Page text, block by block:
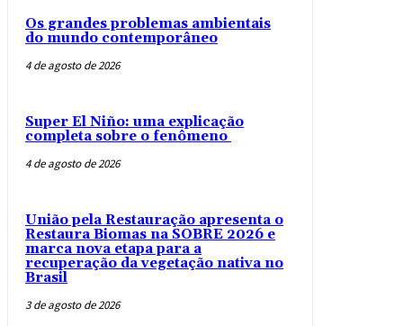
Os grandes problemas ambientais
do mundo contemporâneo
4 de agosto de 2026
Super El Niño: uma explicação
completa sobre o fenômeno
4 de agosto de 2026
União pela Restauração apresenta o
Restaura Biomas na SOBRE 2026 e
marca nova etapa para a
recuperação da vegetação nativa no
Brasil
3 de agosto de 2026